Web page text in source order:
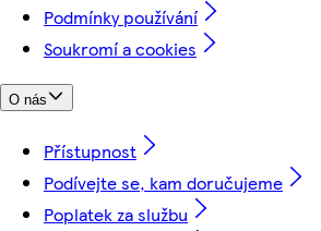
Podmínky používání
Soukromí a cookies
O nás
Přístupnost
Podívejte se, kam doručujeme
Poplatek za službu